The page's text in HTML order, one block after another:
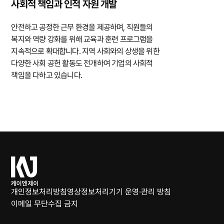
사회적 책임과 인적 자원 개발
안전하고 공정한 근무 환경을 제공하며, 직원들의
복지와 역량 강화를 위해 교육과 훈련 프로그램을
지속적으로 확대합니다. 지역 사회와의 상생을 위한
다양한 사회 공헌 활동도 전개하여 기업의 사회적
책임을 다하고 있습니다.
케
이
엔
제
이
개인정보처리방침영상정보처리기기 운영·관리 방침
이메일 무단수집 금지